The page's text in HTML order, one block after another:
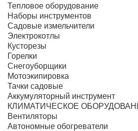
Тепловое оборудование
Наборы инструментов
Садовые измельчители
Электрокотлы
Кусторезы
Горелки
Снегоуборщики
Мотоэкипировка
Тачки садовые
Аккумуляторный инструмент
КЛИМАТИЧЕСКОЕ
Вентиляторы
Автономные обогреватели